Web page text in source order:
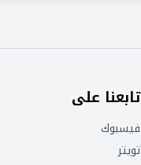
تابعنا على
فيسبوك
تويتر